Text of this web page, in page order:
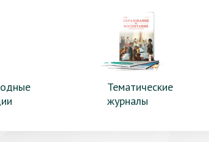
Тематические
журналы